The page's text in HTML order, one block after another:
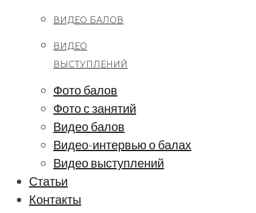
ВИДЕО БАЛОВ
ВИДЕО
ВЫСТУПЛЕНИЙ
Фото балов
Фото с занятий
Видео балов
Видео-интервью о балах
Видео выступлений
Статьи
Контакты